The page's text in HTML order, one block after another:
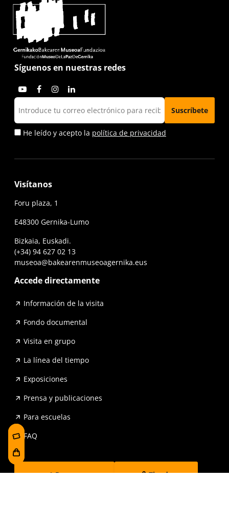
Síguenos en nuestras redes
He leído y acepto la política de privacidad
Visítanos
Foru plaza, 1
E48300 Gernika-Lumo
Bizkaia, Euskadi.
(+34) 94 627 02 13
museoa@bakearenmuseoagernika.eus
Accede directamente
Información de la visita
Fondo documental
Visita en grupo
La línea del tiempo
Exposiciones
Prensa y publicaciones
Para escuelas
FAQ
Reserva Tienda